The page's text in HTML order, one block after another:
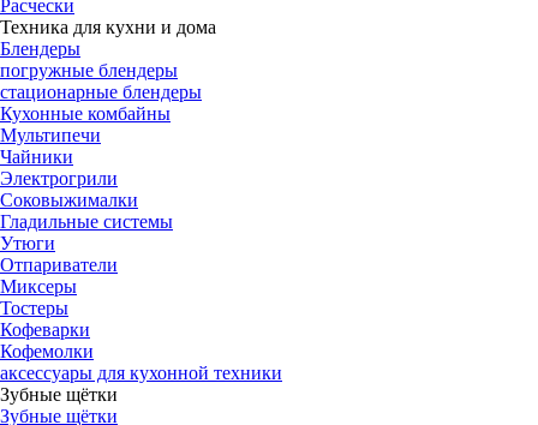
Расчески
Техника для кухни и дома
Блендеры
погружные блендеры
стационарные блендеры
Кухонные комбайны
Мультипечи
Чайники
Электрогрили
Соковыжималки
Гладильные системы
Утюги
Отпариватели
Миксеры
Тостеры
Кофеварки
Кофемолки
аксессуары для кухонной техники
Зубные щётки
Зубные щётки